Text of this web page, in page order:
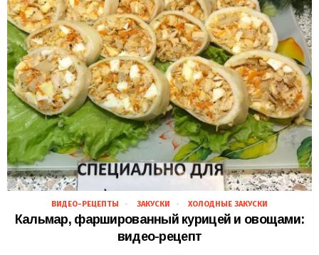
30.11.2018
ВИДЕО-РЕЦЕПТЫ ЗАКУСКИ ХОЛОДНЫЕ ЗАКУСКИ
Кальмар, фаршированный курицей и овощами:
видео-рецепт